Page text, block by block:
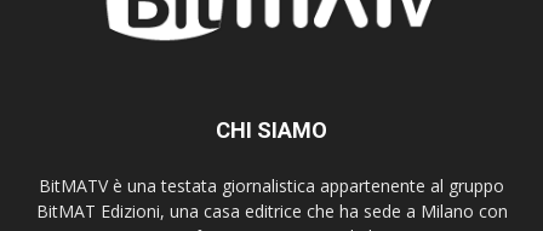
CHI SIAMO
BitMATV è una testata giornalistica appartenente al gruppo
BitMAT Edizioni, una casa editrice che ha sede a Milano con